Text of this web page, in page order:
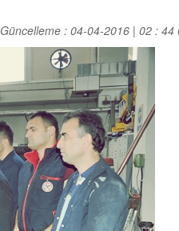
Güncelleme : 04-04-2016 | 02 : 44